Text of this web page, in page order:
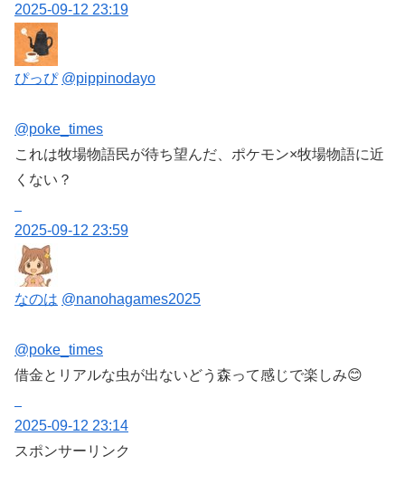
2025-09-12 23:19
ぴっぴ @pippinodayo
@poke_times
これは牧場物語民が待ち望んだ、ポケモン×牧場物語に近
くない？
2025-09-12 23:59
なのは @nanohagames2025
@poke_times
借金とリアルな虫が出ないどう森って感じで楽しみ😊
2025-09-12 23:14
スポンサーリンク